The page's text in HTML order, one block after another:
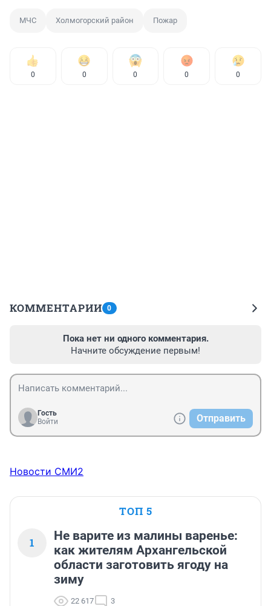
МЧС Холмогорский район Пожар
0 0 0 0 0
КОММЕНТАРИИ 0
Пока нет ни одного комментария.
Начните обсуждение первым!
Гость
Войти
Отправить
Новости СМИ2
ТОП 5
1
Не варите из малины варенье:
как жителям Архангельской
области заготовить ягоду на
зиму
22 617 3